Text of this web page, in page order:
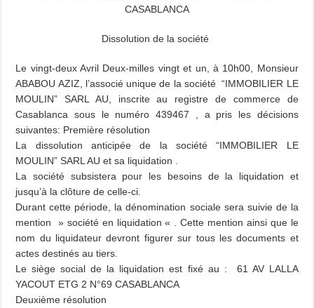
CASABLANCA
Dissolution de la société
Le vingt-deux Avril Deux-milles vingt et un, à 10h00, Monsieur
ABABOU AZIZ, l’associé unique de la société “IMMOBILIER LE
MOULIN” SARL AU, inscrite au registre de commerce de
Casablanca sous le numéro 439467 , a pris les décisions
suivantes: Première résolution
La dissolution anticipée de la société “IMMOBILIER LE
MOULIN” SARL AU et sa liquidation .
La société subsistera pour les besoins de la liquidation et
jusqu’à la clôture de celle-ci.
Durant cette période, la dénomination sociale sera suivie de la
mention » société en liquidation « . Cette mention ainsi que le
nom du liquidateur devront figurer sur tous les documents et
actes destinés au tiers.
Le siège social de la liquidation est fixé au : 61 AV LALLA
YACOUT ETG 2 N°69 CASABLANCA
Deuxième résolution